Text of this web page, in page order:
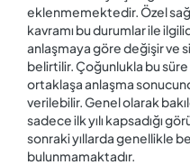
eklenmemektedir. Özel
kavramı bu durumlar ile
anlaşmaya göre değişir ve
belirtilir. Çoğunlukla bu süre
ortaklaşa anlaşma
verilebilir. Genel olarak
sadece ilk yılı kapsadığı
sonraki yıllarda genellikle
bulunmamaktadır.